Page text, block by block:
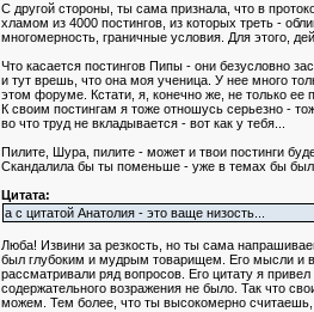
С другой стороны, ты сама признала, что в
хламом из 4000 постингов, из которых треть -
многомерность, граничные условия. Для этого,
Что касается постингов Пипы - они безусловно
и тут врешь, что она моя ученица. У нее много
этом форуме. Кстати, я, конечно же, не только ее
К своим постингам я тоже отношусь серьезно -
во что труд не вкладывается - вот как у тебя...
Пилите, Шура, пилите - может и твои постинги
Скандалила бы ты поменьше - уже в темах бы
Цитата:
а с цитатой Анатолия - это ваще низость...
Люба! Извини за резкость, но ты сама
был глубоким и мудрым товарищем. Его мысли и
рассматривали ряд вопросов. Его цитату я
содержательного возражения не было. Так что
можем. Тем более, что ты высокомерно